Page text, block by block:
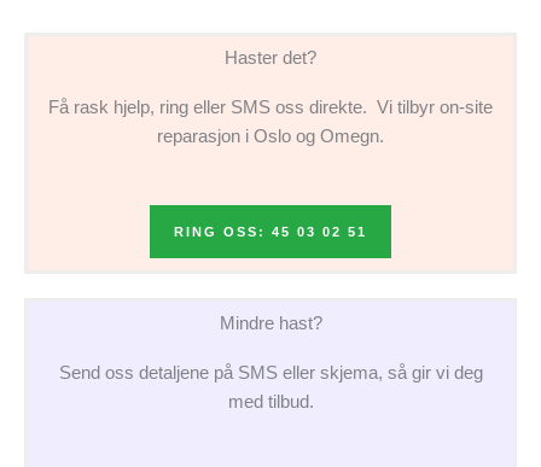
Haster det?
Få rask hjelp, ring eller SMS oss direkte. Vi tilbyr on-site
reparasjon i Oslo og Omegn.
RING OSS: 45 03 02 51
Mindre hast?
Send oss detaljene på SMS eller skjema, så gir vi deg
med tilbud.